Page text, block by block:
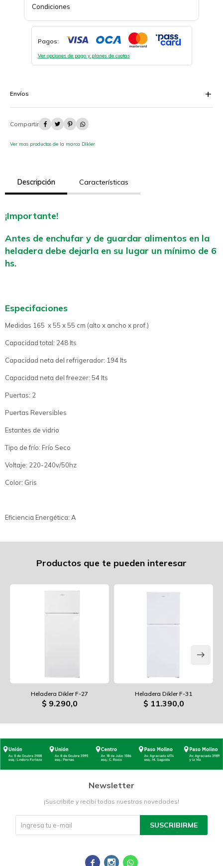
Condiciones
Pagos:
Ver opciones de pago y planes de cuotas
Envíos
   
Ver mas productos de la marca Dikler
Descripción Características
¡Importante!
Antes de enchufar y de guardar alimentos en la
heladera debe dejarla en su lugar un mínimo de 6
hs.
Especifaciones
Medidas 165 x 55 x 55 cm (alto x ancho x prof.)
Capacidad total: 248 lts
Capacidad neta del refrigerador: 194 lts
Capacidad neta del freezer: 54 lts
Puertas: 2
Puertas Reversibles
Estantes de vidrio
Tipo de frío: Frío Seco
Voltaje: 220-240v/50hz
Color: Gris
Eficiencia Energética: A
Productos que te pueden interesar
Heladera Dikler F-27
$ 9.290,0
Heladera Dikler F-31
$ 11.390,0
Newsletter
¡Suscribite y recibí todas nuestras novedades!
SUSCRIBIRME
  